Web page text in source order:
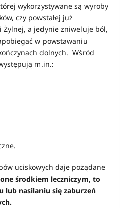
wykorzystywane są wyroby
czy powstałej już
Żylnej, a jedynie zniweluje ból,
w powstawaniu
dolnych. Wśród
m.in.:
uciskowych daje pożądane
środkiem leczniczym, to
lub nasilaniu się zaburzeń